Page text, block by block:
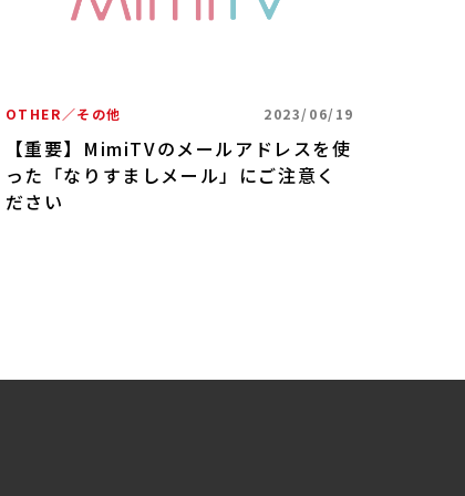
OTHER／その他 2023/06/19
【重要】MimiTVのメールアドレスを使
った「なりすましメール」にご注意く
ださい